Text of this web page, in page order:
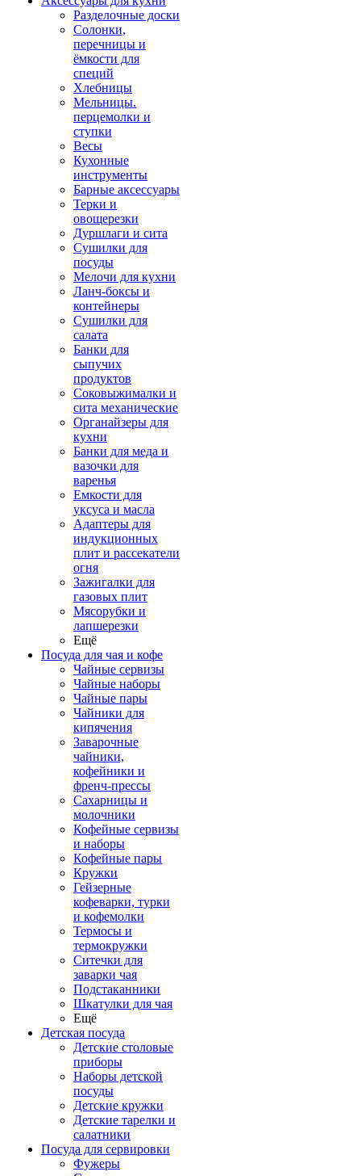
Разделочные доски
Солонки,
перечницы и
ёмкости для
специй
Хлебницы
Мельницы.
перцемолки и
ступки
Весы
Кухонные
инструменты
Барные аксессуары
Терки и
овощерезки
Дуршлаги и сита
Сушилки для
посуды
Мелочи для кухни
Ланч-боксы и
контейнеры
Сушилки для
салата
Банки для
сыпучих
продуктов
Соковыжималки и
сита механические
Органайзеры для
кухни
Банки для меда и
вазочки для
варенья
Емкости для
уксуса и масла
Адаптеры для
индукционных
плит и рассекатели
огня
Зажигалки для
газовых плит
Мясорубки и
лапшерезки
Ещё
Посуда для чая и кофе
Чайные сервизы
Чайные наборы
Чайные пары
Чайники для
кипячения
Заварочные
чайники,
кофейники и
френч-прессы
Сахарницы и
молочники
Кофейные сервизы
и наборы
Кофейные пары
Кружки
Гейзерные
кофеварки, турки
и кофемолки
Термосы и
термокружки
Ситечки для
заварки чая
Подстаканники
Шкатулки для чая
Ещё
Детская посуда
Детские столовые
приборы
Наборы детской
посуды
Детские кружки
Детские тарелки и
салатники
Посуда для сервировки
Фужеры